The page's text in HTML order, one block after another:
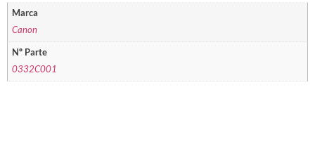
Marca
Canon
Nº Parte
0332C001